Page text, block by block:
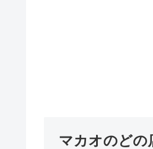
マカオのどの